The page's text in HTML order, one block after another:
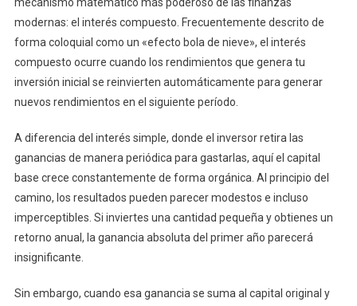
modernas: el interés compuesto. Frecuentemente descrito de
forma coloquial como un «efecto bola de nieve», el interés
compuesto ocurre cuando los rendimientos que genera tu
inversión inicial se reinvierten automáticamente para generar
nuevos rendimientos en el siguiente período.
A diferencia del interés simple, donde el inversor retira las
ganancias de manera periódica para gastarlas, aquí el capital
base crece constantemente de forma orgánica. Al principio del
camino, los resultados pueden parecer modestos e incluso
imperceptibles. Si inviertes una cantidad pequeña y obtienes un
retorno anual, la ganancia absoluta del primer año parecerá
insignificante.
Sin embargo, cuando esa ganancia se suma al capital original y